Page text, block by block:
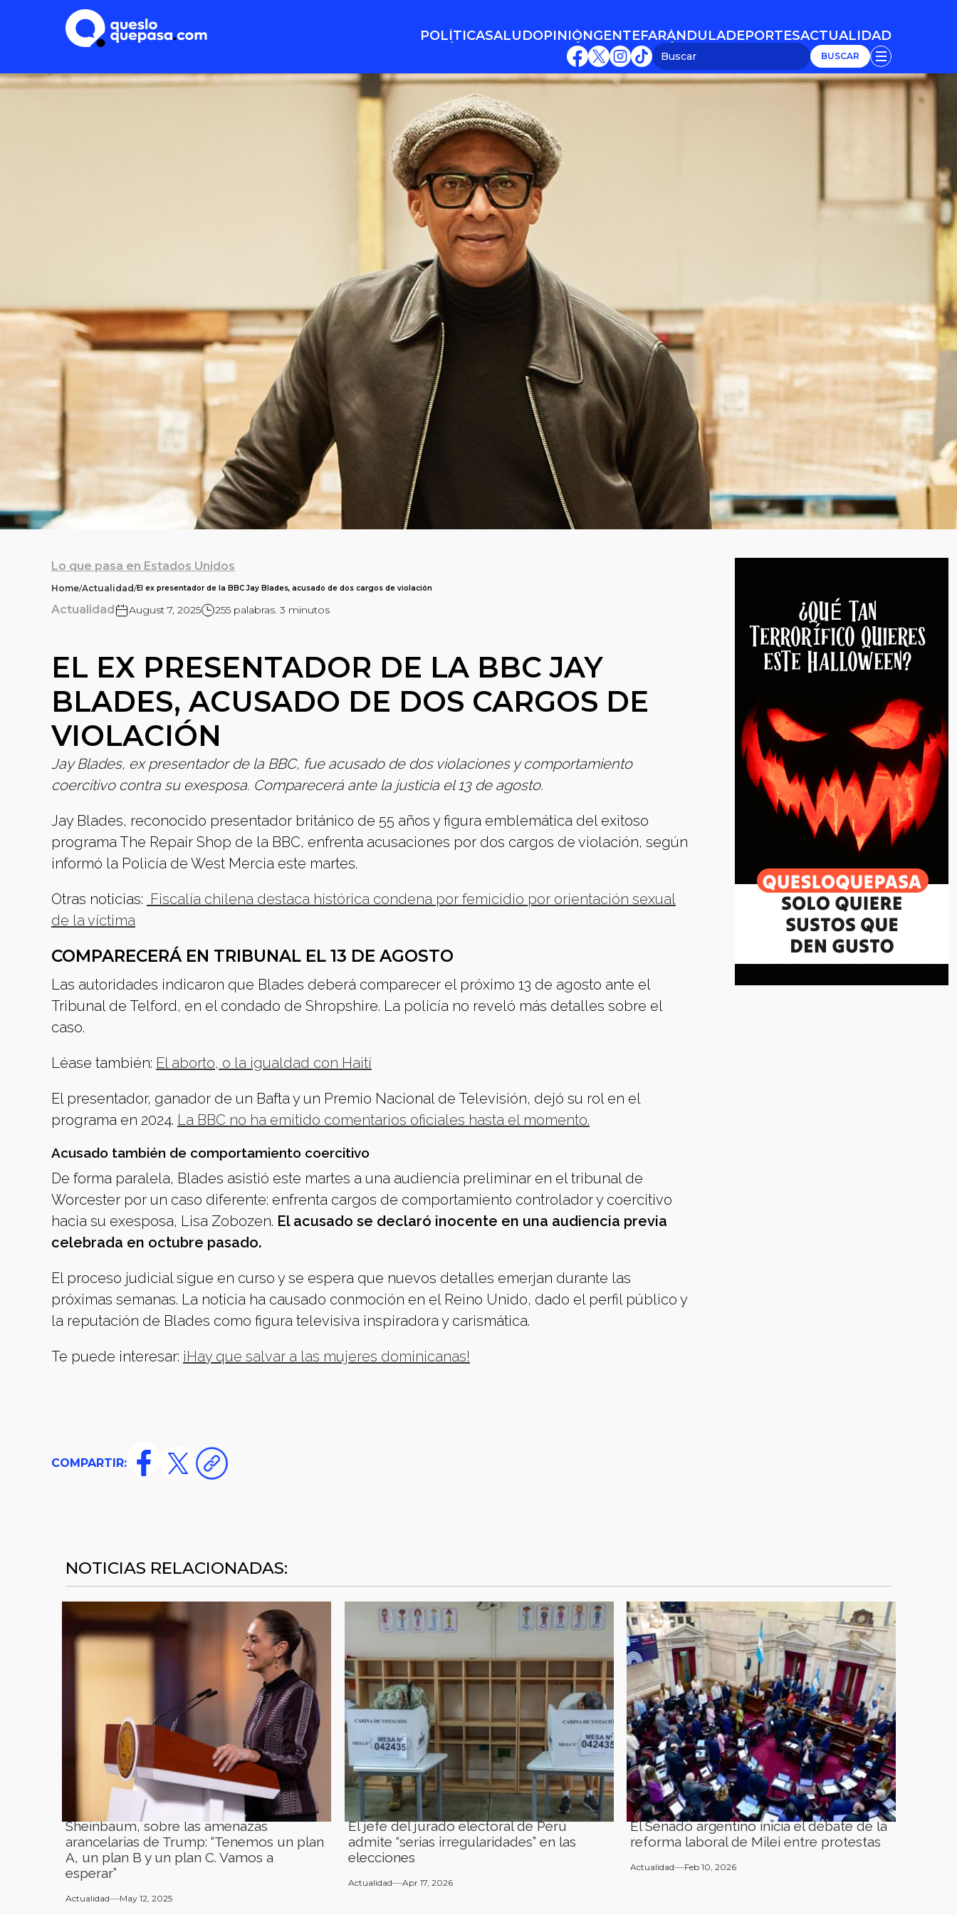
POLÍTICASALUDOPINIÓN
OPINIÓN
GENTE
GENTE
FARÁNDULA
FARÁNDULA
DEPORTESACTUALIDAD
ACTUALIDAD
Lo que pasa en Estados Unidos
Home/Actualidad/El ex presentador de la BBC Jay Blades, acusado de dos cargos de violación
Actualidad August 7, 2025 255 palabras. 3 minutos
EL EX PRESENTADOR DE LA BBC JAY
BLADES, ACUSADO DE DOS CARGOS DE
VIOLACIÓN
Jay Blades, ex presentador de la BBC, fue acusado de dos violaciones y comportamiento
coercitivo contra su exesposa. Comparecerá ante la justicia el 13 de agosto.
Jay Blades, reconocido presentador británico de 55 años y figura emblemática del exitoso
programa The Repair Shop de la BBC, enfrenta acusaciones por dos cargos de violación, según
informó la Policía de West Mercia este martes.
Otras noticias: Fiscalía chilena destaca histórica condena por femicidio por orientación sexual
de la víctima
COMPARECERÁ EN TRIBUNAL EL 13 DE AGOSTO
Las autoridades indicaron que Blades deberá comparecer el próximo 13 de agosto ante el
Tribunal de Telford, en el condado de Shropshire. La policía no reveló más detalles sobre el
caso.
Léase también: El aborto, o la igualdad con Haití
El presentador, ganador de un Bafta y un Premio Nacional de Televisión, dejó su rol en el
programa en 2024. La BBC no ha emitido comentarios oficiales hasta el momento.
Acusado también de comportamiento coercitivo
De forma paralela, Blades asistió este martes a una audiencia preliminar en el tribunal de
Worcester por un caso diferente: enfrenta cargos de comportamiento controlador y coercitivo
hacia su exesposa, Lisa Zobozen. El acusado se declaró inocente en una audiencia previa
celebrada en octubre pasado.
El proceso judicial sigue en curso y se espera que nuevos detalles emerjan durante las
próximas semanas. La noticia ha causado conmoción en el Reino Unido, dado el perfil público y
la reputación de Blades como figura televisiva inspiradora y carismática.
Te puede interesar: ¡Hay que salvar a las mujeres dominicanas!
COMPARTIR:
NOTICIAS RELACIONADAS:
Sheinbaum, sobre las amenazas
arancelarias de Trump: “Tenemos un plan
A, un plan B y un plan C. Vamos a
esperar”
Actualidad May 12, 2025
El jefe del jurado electoral de Perú
admite “serias irregularidades” en las
elecciones
Actualidad Apr 17, 2026
El Senado argentino inicia el debate de la
reforma laboral de Milei entre protestas
Actualidad Feb 10, 2026